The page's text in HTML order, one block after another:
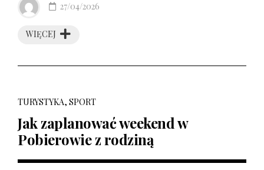
WIĘCEJ
27/04/2026
TURYSTYKA, SPORT
Jak zaplanować weekend w
Pobierowie z rodziną